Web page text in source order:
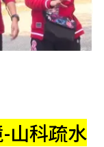
山科疏水